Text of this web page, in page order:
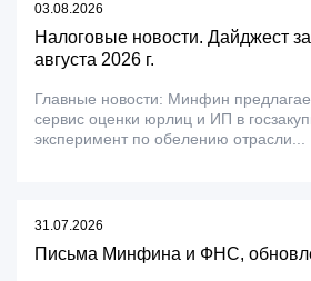
03.08.2026
Налоговые новости. Дайджест
августа 2026 г.
Главные новости: Минфин
сервис оценки юрлиц и ИП в
эксперимент по обелению отрасли...
31.07.2026
Письма Минфина и ФНС,